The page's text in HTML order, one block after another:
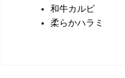
和牛カルビ
柔らかハラミ